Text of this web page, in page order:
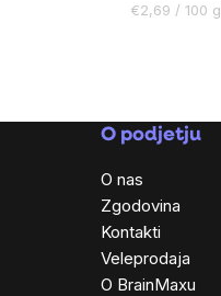
Cena
€2,69 / 100 g
O podjetju
O nas
Zgodovina
Kontakti
Veleprodaja
O BrainMaxu